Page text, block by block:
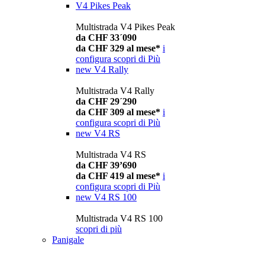
V4 Pikes Peak
Multistrada V4 Pikes Peak
da CHF 33´090
da CHF 329 al mese* i
configura scopri di Più
new V4 Rally
Multistrada V4 Rally
da CHF 29´290
da CHF 309 al mese* i
configura scopri di Più
new V4 RS
Multistrada V4 RS
da CHF 39’690
da CHF 419 al mese* i
configura scopri di Più
new V4 RS 100
Multistrada V4 RS 100
scopri di più
Panigale